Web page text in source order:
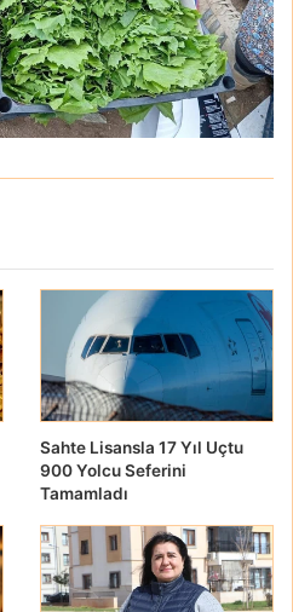
Sahte Lisansla 17 Yıl Uçtu
900 Yolcu Seferini
Tamamladı